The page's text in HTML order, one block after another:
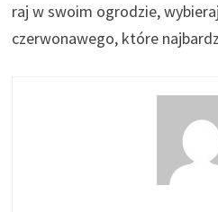
raj w swoim ogrodzie,
czerwonawego, które